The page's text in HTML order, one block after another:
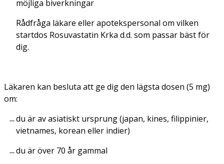
möjliga biverkningar
Rådfråga läkare eller apotekspersonal om vilken
startdos Rosuvastatin Krka d.d. som passar bäst för
dig.
Läkaren kan besluta att ge dig den lägsta dosen (5 mg)
om:
du är av asiatiskt ursprung (japan, kines, filippinier,
vietnames, korean eller indier)
du är över 70 år gammal